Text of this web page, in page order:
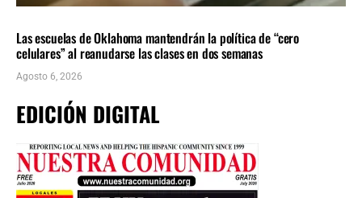
Las escuelas de Oklahoma mantendrán la política de “cero
celulares” al reanudarse las clases en dos semanas
Agosto 6, 2026
EDICIÓN DIGITAL